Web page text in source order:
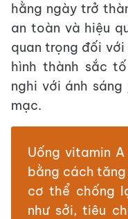
hằng ngày trở
an toàn và hiệu
quan trọng đối
hình thành sắc
nghi với ánh
mạc.
Uống vitamin
bằng cách
cơ thể chống
như sởi, tiêu